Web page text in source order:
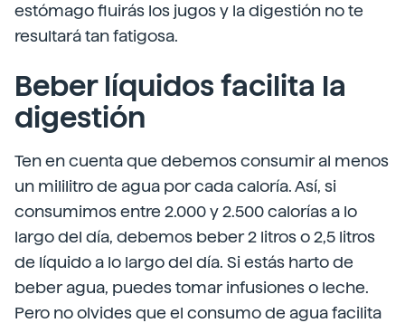
estómago fluirás los jugos y la digestión no te
resultará tan fatigosa.
Beber líquidos facilita la
digestión
Ten en cuenta que debemos consumir al menos
un mililitro de agua por cada caloría. Así, si
consumimos entre 2.000 y 2.500 calorías a lo
largo del día, debemos beber 2 litros o 2,5 litros
de líquido a lo largo del día. Si estás harto de
beber agua, puedes tomar infusiones o leche.
Pero no olvides que el consumo de agua facilita